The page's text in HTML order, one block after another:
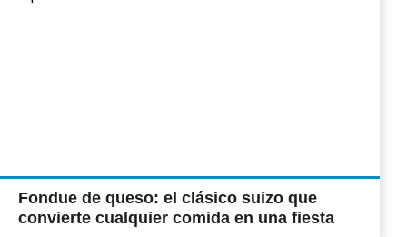
Fondue de queso: el clásico suizo que
convierte cualquier comida en una fiesta